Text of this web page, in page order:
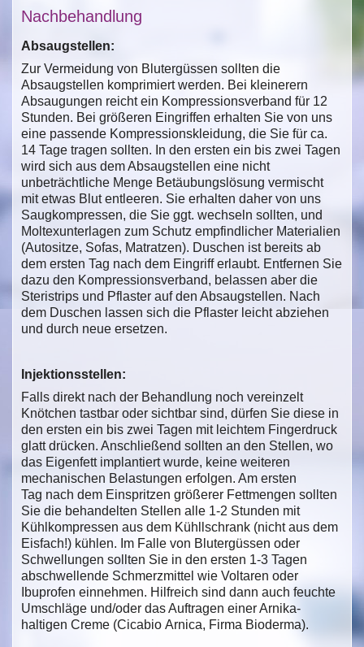
Nachbehandlung
Absaugstellen:
Zur Vermeidung von Blutergüssen sollten die
Absaugstellen komprimiert werden. Bei kleinerern
Absaugungen reicht ein Kompressionsverband für 12
Stunden. Bei größeren Eingriffen erhalten Sie von uns
eine passende Kompressionskleidung, die Sie für ca.
14 Tage tragen sollten. In den ersten ein bis zwei Tagen
wird sich aus dem Absaugstellen eine nicht
unbeträchtliche Menge Betäubungslösung vermischt
mit etwas Blut entleeren. Sie erhalten daher von uns
Saugkompressen, die Sie ggt. wechseln sollten, und
Moltexunterlagen zum Schutz empfindlicher Materialien
(Autositze, Sofas, Matratzen). Duschen ist bereits ab
dem ersten Tag nach dem Eingriff erlaubt. Entfernen Sie
dazu den Kompressionsverband, belassen aber die
Steristrips und Pflaster auf den Absaugstellen. Nach
dem Duschen lassen sich die Pflaster leicht abziehen
und durch neue ersetzen.
Injektionsstellen:
Falls direkt nach der Behandlung noch vereinzelt
Knötchen tastbar oder sichtbar sind, dürfen Sie diese in
den ersten ein bis zwei Tagen mit leichtem Fingerdruck
glatt drücken. Anschließend sollten an den Stellen, wo
das Eigenfett implantiert wurde, keine weiteren
mechanischen Belastungen erfolgen. Am ersten
Tag nach dem Einspritzen größerer Fettmengen sollten
Sie die behandelten Stellen alle 1-2 Stunden mit
Kühlkompressen aus dem Kühllschrank (nicht aus dem
Eisfach!) kühlen. Im Falle von Blutergüssen oder
Schwellungen sollten Sie in den ersten 1-3 Tagen
abschwellende Schmerzmittel wie Voltaren oder
Ibuprofen einnehmen. Hilfreich sind dann auch feuchte
Umschläge und/oder das Auftragen einer Arnika-
haltigen Creme (Cicabio Arnica, Firma Bioderma).